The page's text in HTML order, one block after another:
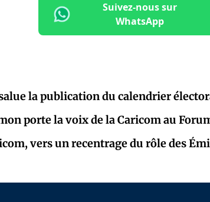
Suivez-nous sur
WhatsApp
la publication du calendrier
porte la voix de la Caricom au
vers un recentrage du rôle des